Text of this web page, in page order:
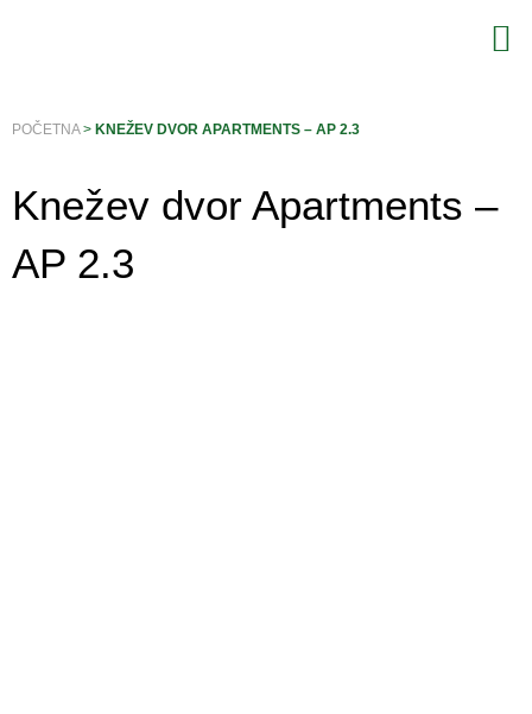
POČETNA> KNEŽEV DVOR APARTMENTS – AP 2.3
Knežev dvor Apartments –
AP 2.3